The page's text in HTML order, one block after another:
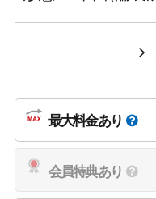
最大料金あり
会員特典あり